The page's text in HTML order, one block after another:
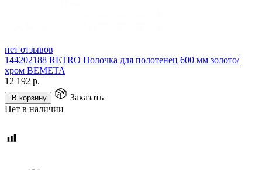
нет отзывов
144202188 RETRO Полочка для полотенец 600 мм золото/
хром BEMETA
12 192 р.
В корзину
Заказать
Нет в наличии